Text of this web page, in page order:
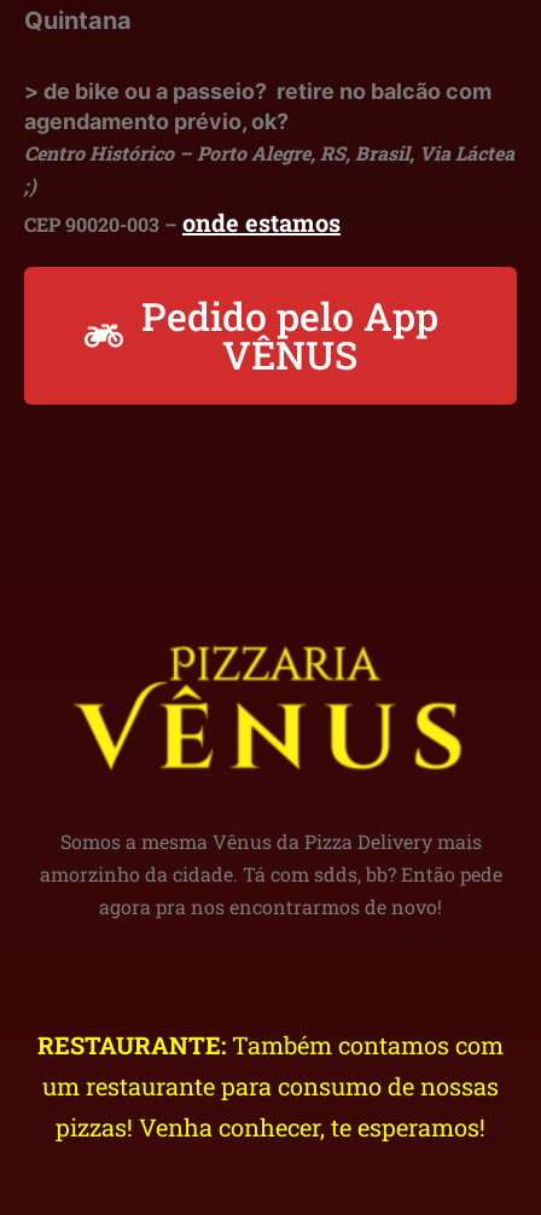
Quintana
> de bike ou a passeio? retire no balcão com
agendamento prévio, ok?
Centro Histórico – Porto Alegre, RS, Brasil, Via Láctea
;)
CEP 90020-003 – onde estamos
Pedido pelo App
VÊNUS
Somos a mesma Vênus da Pizza Delivery mais
amorzinho da cidade. Tá com sdds, bb? Então pede
agora pra nos encontrarmos de novo!
RESTAURANTE: Também contamos com
um restaurante para consumo de nossas
pizzas! Venha conhecer, te esperamos!